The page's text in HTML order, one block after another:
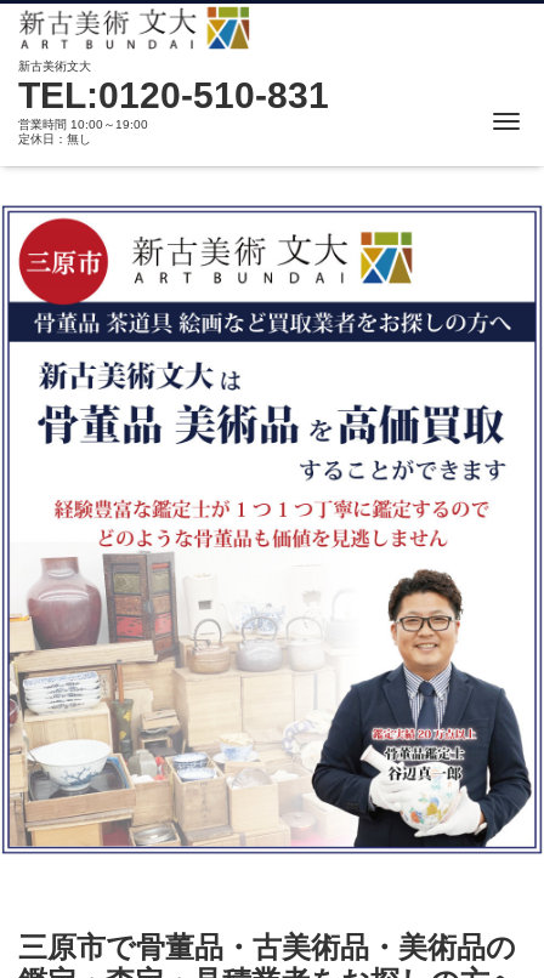
新古美術文大
TEL:0120-510-831
営業時間 10:00～19:00
定休日：無し
三原市で骨董品・古美術品・美術品の